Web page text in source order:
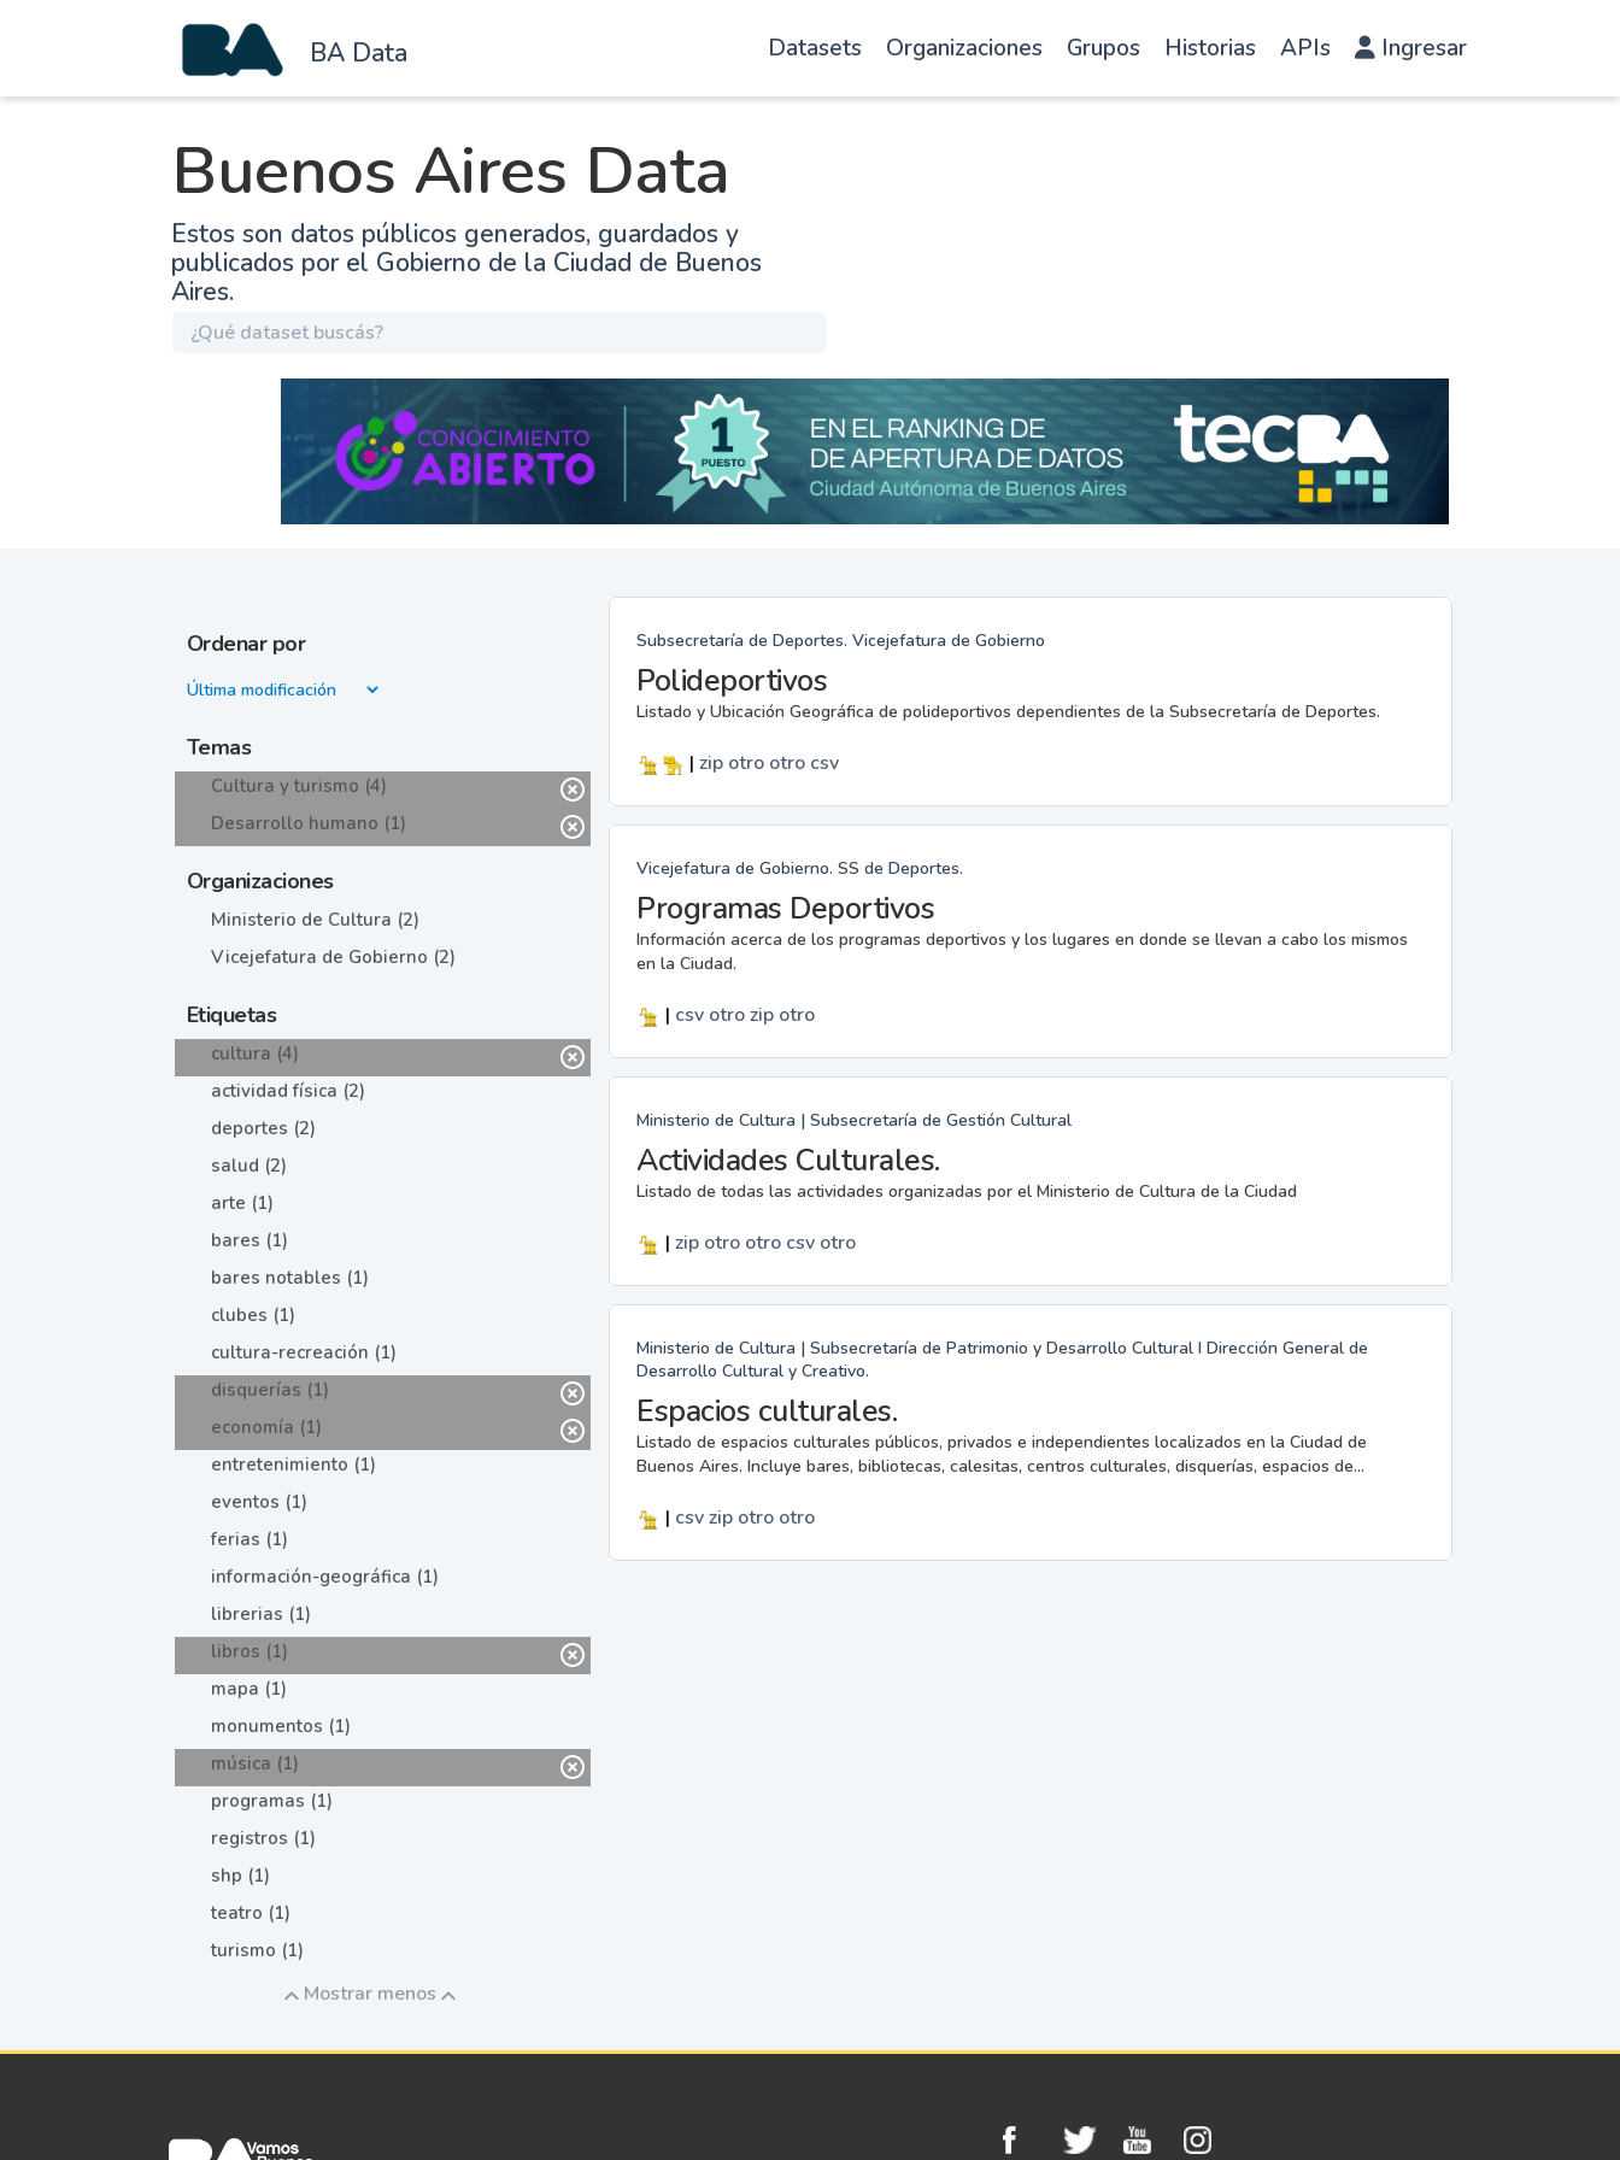
BA Data Datasets Organizaciones Grupos Historias APIs Ingresar
Buenos Aires Data
Estos son datos públicos generados, guardados y
publicados por el Gobierno de la Ciudad de Buenos
Aires.
Ordenar por
Temas
Cultura y turismo (4)
Desarrollo humano (1)
Organizaciones
Ministerio de Cultura (2)
Vicejefatura de Gobierno (2)
Etiquetas
cultura (4)
actividad física (2)
deportes (2)
salud (2)
arte (1)
bares (1)
bares notables (1)
clubes (1)
cultura-recreación (1)
disquerías (1)
economía (1)
entretenimiento (1)
eventos (1)
ferias (1)
información-geográfica (1)
librerias (1)
libros (1)
mapa (1)
monumentos (1)
música (1)
programas (1)
registros (1)
shp (1)
teatro (1)
turismo (1)
Mostrar menos
Subsecretaría de Deportes. Vicejefatura de Gobierno
Polideportivos
Listado y Ubicación Geográfica de polideportivos dependientes de la Subsecretaría de Deportes.
| zip otro otro csv
Vicejefatura de Gobierno. SS de Deportes.
Programas Deportivos
Información acerca de los programas deportivos y los lugares en donde se llevan a cabo los mismos
en la Ciudad.
| csv otrozip otro
Ministerio de Cultura | Subsecretaría de Gestión Cultural
Actividades Culturales.
Listado de todas las actividades organizadas por el Ministerio de Cultura de la Ciudad
| zip otro otro csv otro
Ministerio de Cultura | Subsecretaría de Patrimonio y Desarrollo Cultural I Dirección General de
Desarrollo Cultural y Creativo.
Espacios culturales.
Listado de espacios culturales públicos, privados e independientes localizados en la Ciudad de
Buenos Aires. Incluye bares, bibliotecas, calesitas, centros culturales, disquerías, espacios de...
| csvzip otro otro